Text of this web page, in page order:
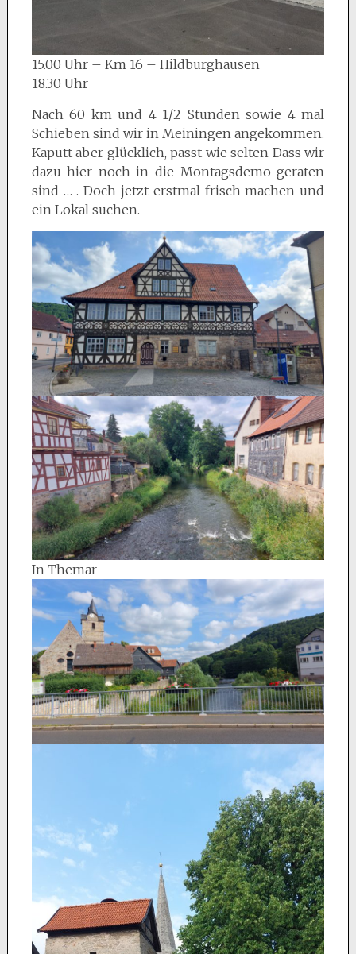
15.00 Uhr – Km 16 – Hildburghausen
18.30 Uhr
Nach 60 km und 4 1/2 Stunden sowie 4 mal
Schieben sind wir in Meiningen angekommen.
Kaputt aber glücklich, passt wie selten Dass wir
dazu hier noch in die Montagsdemo geraten
sind … . Doch jetzt erstmal frisch machen und
ein Lokal suchen.
In Themar